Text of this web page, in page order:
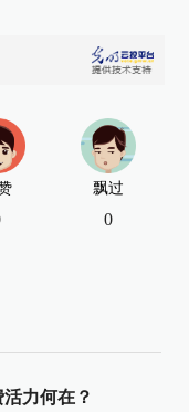
飘过
0
力何在？